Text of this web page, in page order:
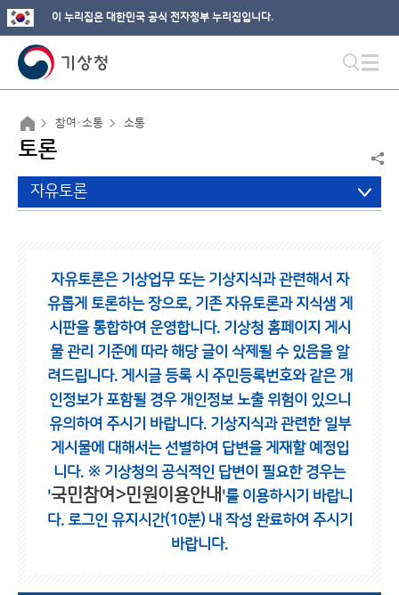
이 누리집은 대한민국 공식 전자정부 누리집입니다.
참여·소통 소통
토론
자유토론
자유토론은 기상업무 또는 기상지식과 관련해서 자
유롭게 토론하는 장으로, 기존 자유토론과 지식샘 게
시판을 통합하여 운영합니다. 기상청 홈페이지 게시
물 관리 기준에 따라 해당 글이 삭제될 수 있음을 알
려드립니다. 게시글 등록 시 주민등록번호와 같은 개
인정보가 포함될 경우 개인정보 노출 위험이 있으니
유의하여 주시기 바랍니다. 기상지식과 관련한 일부
게시물에 대해서는 선별하여 답변을 게재할 예정입
니다. ※ 기상청의 공식적인 답변이 필요한 경우는
'국민참여>민원이용안내 '를 이용하시기 바랍니
다. 로그인 유지시간(10분) 내 작성 완료하여 주시기
바랍니다.